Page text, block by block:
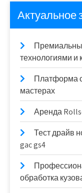
Актуальное
технологиями
Платформа
мастерах
Аренда
Тест драйв
gac gs4
обработка